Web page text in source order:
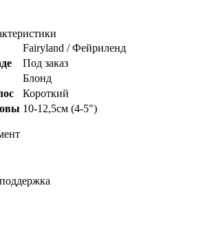
Fairyland / Фейриленд
Под заказ
Блонд
Короткий
10-12,5см (4-5")